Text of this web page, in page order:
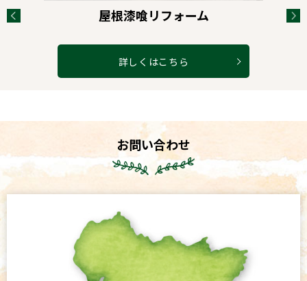
屋根漆喰リフォーム
詳しくはこちら
お問い合わせ